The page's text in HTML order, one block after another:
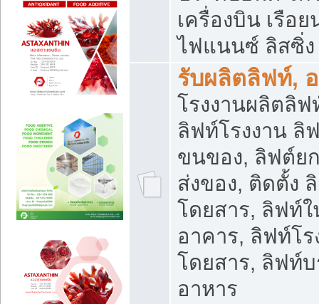
เครื่องบิน เรือ
ไฟแนนซ์ ลิสซิ่ง
รับผลิตลิฟท์,
โรงงานผลิตลิ
ลิฟท์โรงงาน ลิ
ขนของ, ลิฟต์ย
ส่งของ, ติดตั้ง
โดยสาร, ลิฟท์
อาคาร, ลิฟท์โ
โดยสาร, ลิฟท์
อาหาร